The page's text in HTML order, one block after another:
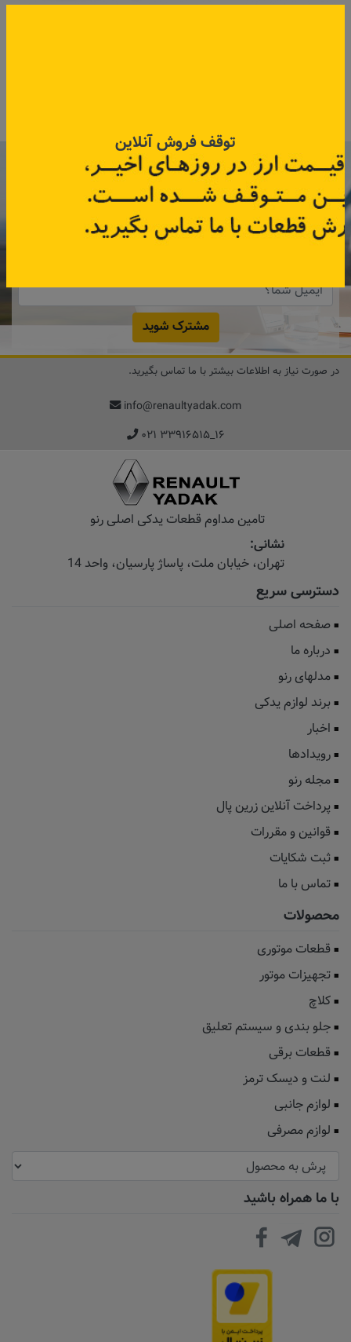
با عضویت در خبرنامه رنویدک
همین حالا ۱۵ هزار تومان کد‌تخفیف خرید
آنلاین
مشترک شوید
در صورت نیاز به اطلاعات بیشتر با ما تماس بگیرید.
info@renaultyadak.com
۰۲۱ ۳۳۹۱۶۵۱۵_۱۶
تامین مداوم قطعات یدکی اصلی رنو
نشانی:
تهران، خیابان‌ ملت، پاساژ‌ پارسیان، واحد 14
دسترسی سریع
صفحه اصلی
درباره ما
مدلهای رنو
برند لوازم یدکی
اخبار
رویدادها
مجله رنو
پرداخت آنلاین زرین پال
قوانین و مقررات
ثبت شکایات
تماس با ما
محصولات
قطعات موتوری
تجهیزات موتور
کلاچ
جلو بندی و سیستم تعلیق
قطعات برقی
لنت و دیسک ترمز
لوازم جانبی
لوازم مصرفی
با ما همراه باشید
توقف فروش آنلاین